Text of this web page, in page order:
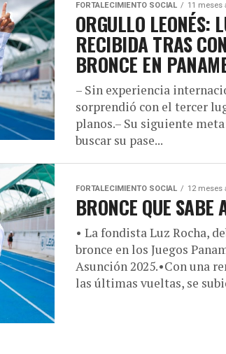
FORTALECIMIENTO SOCIAL 11 meses
ORGULLO LEONÉS:
RECIBIDA TRAS
BRONCE EN
– Sin experiencia
sorprendió con el tercer
planos.– Su siguiente
buscar su pase...
FORTALECIMIENTO SOCIAL 12 meses
BRONCE QUE SABE
• La fondista Luz Rocha,
bronce en los Juegos
Asunción 2025.•Con una
las últimas vueltas, se